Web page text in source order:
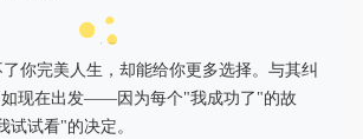
你完美人生，却能给你更多选择。与其纠
现在出发——因为每个"我成功了"的故
试试看"的决定。